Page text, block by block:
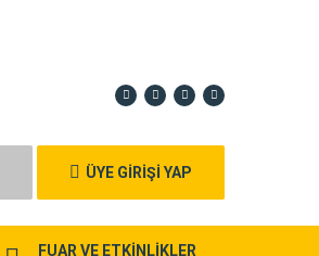
ÜYE GİRİŞİ YAP
FUAR VE ETKİNLİKLER